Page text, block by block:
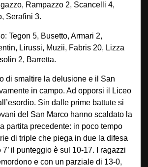
Rampazzo 2, Scancelli 4,
Serafini 3.
Tegon 5, Busetto, Armari 2,
Lirussi, Muzii, Fabris 20, Lizza
2, Barretta.
di smaltire la delusione e il San
in campo. Ad opporsi il Liceo
Sin dalle prime battute si
del San Marco hanno scaldato la
partita precedente: in poco tempo
di triple che piega in due la difesa
il punteggio è sul 10-17. I ragazzi
e con un parziale di 13-0,